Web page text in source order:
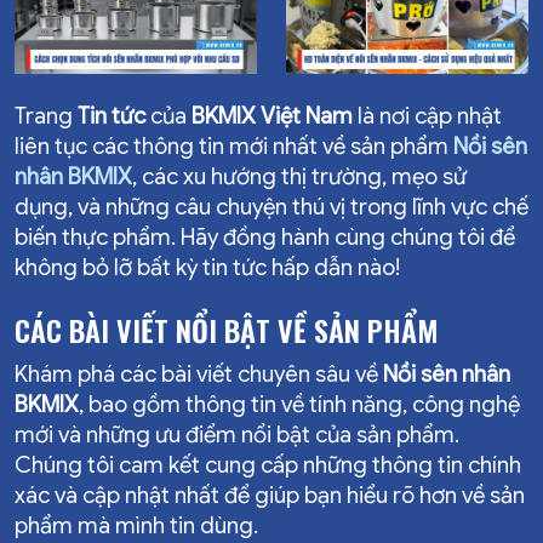
chuẩn!
ngon, dẻo, không cháy!
nồi sên nhân BKMIX phù hợp?
Hướng dẫn chi tiết cách chọn
cầu sử dụng cá nhân & kinh
doanh!
là gì, cách sử dụng đúng
chuẩn để sên nhân bánh, làm
cùng các mẹo điều chỉnh
nhiệt và bảo quản giúp tăng
độ bền, nâng cao năng suất
khi sử dụng.
Trang Tin tứccủa BKMIX Việt Nam là nơi cập nhật
liên tục các thông tin mới nhất về sản phẩm Nồi sên
nhân BKMIX, các xu hướng thị trường, mẹo sử
dụng, và những câu chuyện thú vị trong lĩnh vực chế
biến thực phẩm. Hãy đồng hành cùng chúng tôi để
không bỏ lỡ bất kỳ tin tức hấp dẫn nào!
CÁC BÀI VIẾT NỔI BẬT VỀ SẢN PHẨM
Khám phá các bài viết chuyên sâu về Nồi sên nhân
BKMIX, bao gồm thông tin về tính năng, công nghệ
mới và những ưu điểm nổi bật của sản phẩm.
Chúng tôi cam kết cung cấp những thông tin chính
xác và cập nhật nhất để giúp bạn hiểu rõ hơn về sản
phẩm mà mình tin dùng.